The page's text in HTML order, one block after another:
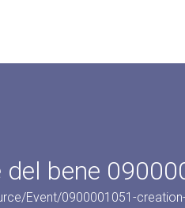
del bene
Event/0900001051-